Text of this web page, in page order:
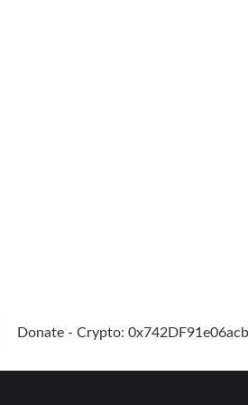
Donate - Crypto: